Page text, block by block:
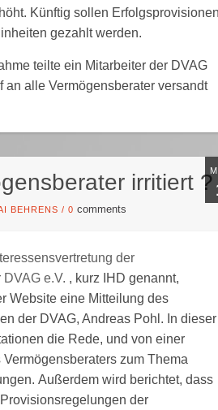
Künftig sollen
gezahlt werden.
teilte ein Mitarbeiter der DVAG
an alle Vermögensberater versandt
irritiert ?
BEHRENS / 0 comments
der
e.V. , kurz IHD genannt,
Website eine Mitteilung des
der DVAG, Andreas Pohl. In dieser
die Rede, und von einer
zum Thema
Außerdem wird berichtet, dass
der